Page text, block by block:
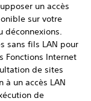
un accès
sur votre
déconnexions.
sans fils LAN pour
Fonctions Internet
de sites
un accès LAN
de